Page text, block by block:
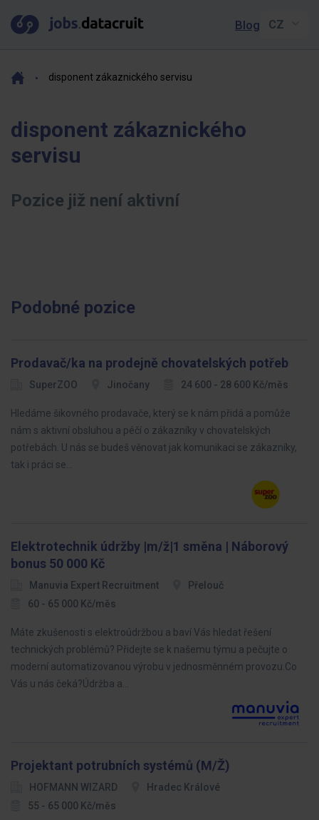
Blog
disponent zákaznického servisu
disponent zákaznického
servisu
Pozice již není aktivní
Podobné pozice
Prodavač/ka na prodejně chovatelských potřeb
SuperZOO Jinočany 24 600 - 28 600 Kč/měs
Hledáme šikovného prodavače, který se k nám přidá a pomůže
nám s aktivní obsluhou a péčí o zákazníky v chovatelských
potřebách. U nás se budeš věnovat jak komunikaci se zákazníky,
tak i práci se…
Elektrotechnik údržby |m/ž|1 směna | Náborový
bonus 50 000 Kč
Manuvia Expert Recruitment
Přelouč
60 - 65 000 Kč/měs
Máte zkušenosti s elektroúdržbou a baví Vás hledat řešení
technických problémů? Přidejte se k našemu týmu a pečujte o
moderní automatizovanou výrobu v jednosměnném provozu.Co
Vás u nás čeká?Údržba a…
Projektant potrubních systémů (M/Ž)
HOFMANN WIZARD
Hradec Králové
55 - 65 000 Kč/měs